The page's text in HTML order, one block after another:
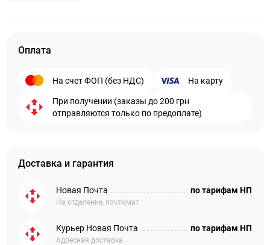
Оплата
На счет ФОП (без НДС) На карту
При получении (заказы до 200 грн
отправляются только по предоплате)
Доставка и гарантия
Новая Почта
На отделение, почтомат
по тарифам НП
Курьер Новая Почта
Адресная доставка
по тарифам НП